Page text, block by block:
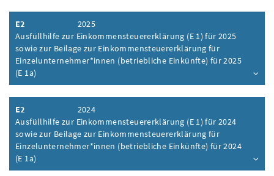
E2
2025
Ausfüllhilfe zur Einkommensteuererklärung (E 1) für 2025
sowie zur Beilage zur Einkommensteuererklärung für
Einzelunternehmer*innen (betriebliche Einkünfte) für 2025
(E 1a)
Inhalt aufklappen
E2
2024
Ausfüllhilfe zur Einkommensteuererklärung (E 1) für 2024
sowie zur Beilage zur Einkommensteuererklärung für
Einzelunternehmer*innen (betriebliche Einkünfte) für 2024
(E 1a)
Inhalt aufklappen